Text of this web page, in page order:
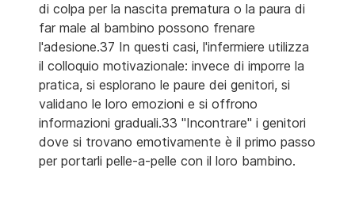
di colpa per la nascita prematura o la paura di
far male al bambino possono frenare
l'adesione.37 In questi casi, l'infermiere utilizza
il colloquio motivazionale: invece di imporre la
pratica, si esplorano le paure dei genitori, si
validano le loro emozioni e si offrono
informazioni graduali.33 "Incontrare" i genitori
dove si trovano emotivamente è il primo passo
per portarli pelle-a-pelle con il loro bambino.